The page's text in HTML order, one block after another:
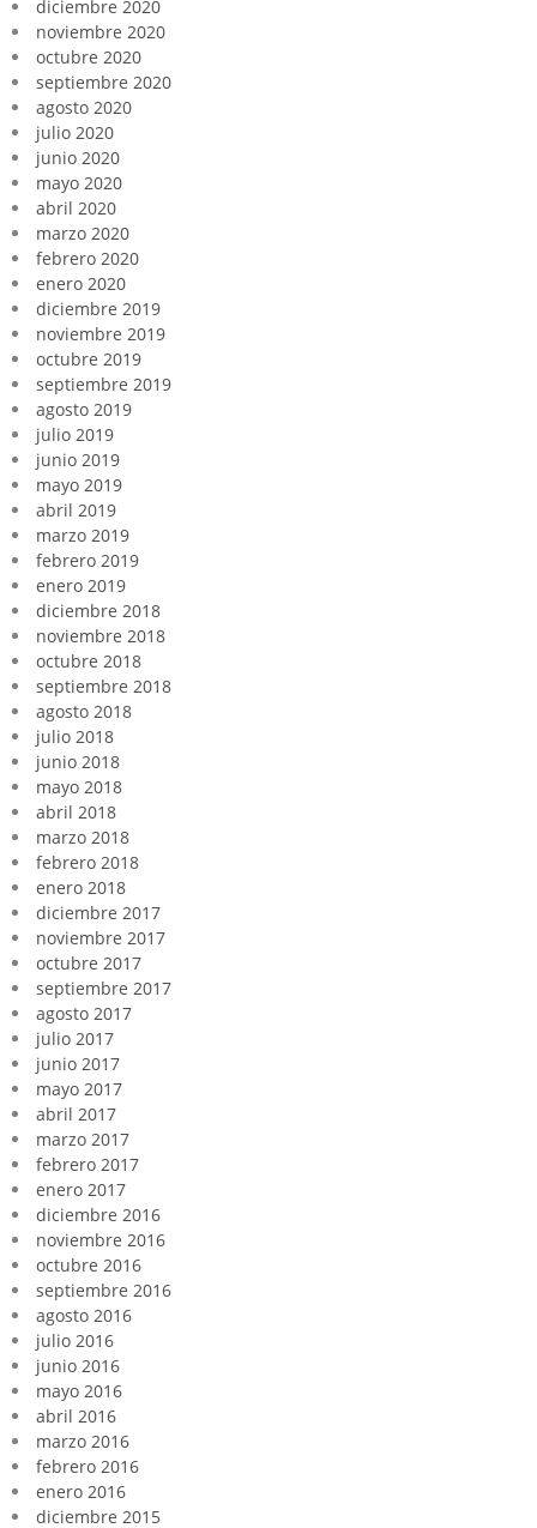
diciembre 2020
noviembre 2020
octubre 2020
septiembre 2020
agosto 2020
julio 2020
junio 2020
mayo 2020
abril 2020
marzo 2020
febrero 2020
enero 2020
diciembre 2019
noviembre 2019
octubre 2019
septiembre 2019
agosto 2019
julio 2019
junio 2019
mayo 2019
abril 2019
marzo 2019
febrero 2019
enero 2019
diciembre 2018
noviembre 2018
octubre 2018
septiembre 2018
agosto 2018
julio 2018
junio 2018
mayo 2018
abril 2018
marzo 2018
febrero 2018
enero 2018
diciembre 2017
noviembre 2017
octubre 2017
septiembre 2017
agosto 2017
julio 2017
junio 2017
mayo 2017
abril 2017
marzo 2017
febrero 2017
enero 2017
diciembre 2016
noviembre 2016
octubre 2016
septiembre 2016
agosto 2016
julio 2016
junio 2016
mayo 2016
abril 2016
marzo 2016
febrero 2016
enero 2016
diciembre 2015